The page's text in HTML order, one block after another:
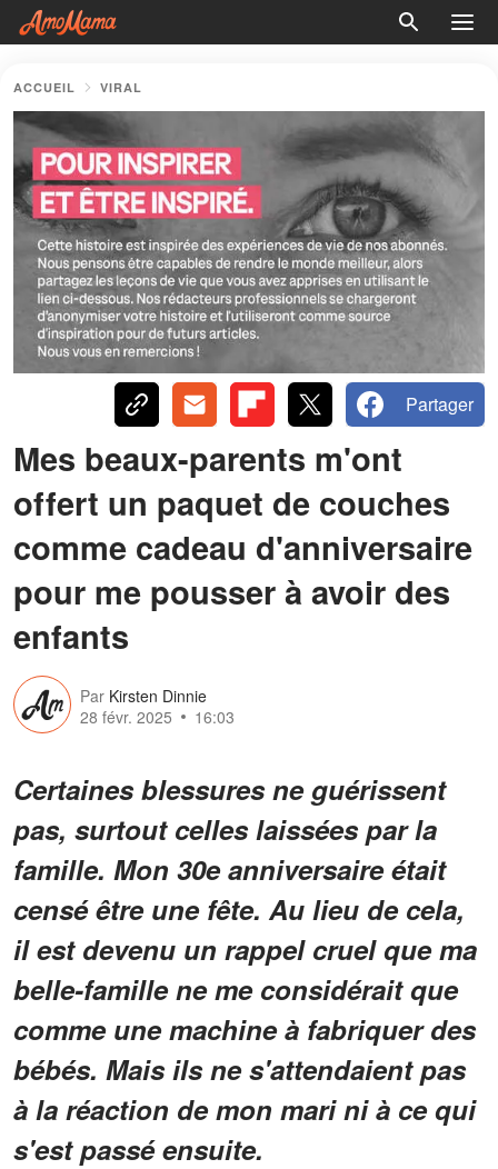
ACCUEIL VIRAL
Partager
Mes beaux-parents m'ont
offert un paquet de couches
comme cadeau d'anniversaire
pour me pousser à avoir des
enfants
Par Kirsten Dinnie
28 févr. 2025
16:03
Certaines blessures ne guérissent
pas, surtout celles laissées par la
famille. Mon 30e anniversaire était
censé être une fête. Au lieu de cela,
il est devenu un rappel cruel que ma
belle-famille ne me considérait que
comme une machine à fabriquer des
bébés. Mais ils ne s'attendaient pas
à la réaction de mon mari ni à ce qui
s'est passé ensuite.